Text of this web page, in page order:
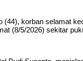
korban selamat
(8/5/2026) sekitar